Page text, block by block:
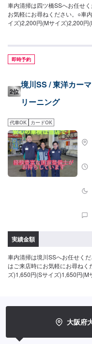
車内清掃は四ツ橋SSへお任せ
お気軽にお尋ねください。○車
イズ)2,200円(Mサイズ)2,200
ズ)
即時予約
2位
境川SS / 東洋カー
リーニング
代車OK カードOK
実績金額
車内清掃は境川SSへお任せく
はご来店時にお気軽にお尋ね
ズ)1,650円(Sサイズ)1,650円
大阪府